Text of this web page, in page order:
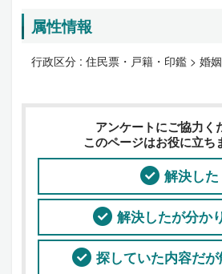
属性情報
行政区分 : 住民票・戸籍・印鑑 > 婚
アンケートにご協力く
このページはお役に立ち
解決した
解決したが分か
探していた内容だ